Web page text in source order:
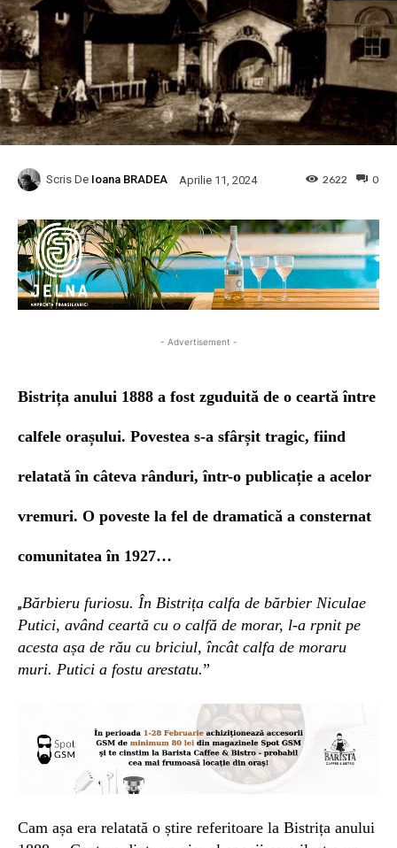
Scris De Ioana BRADEA Aprilie 11, 2024 0
2622
- Advertisement -
Bistrița anului 1888 a fost zguduită de o ceartă între
calfele orașului. Povestea s-a sfârșit tragic, fiind
relatată în câteva rânduri, într-o publicație a acelor
vremuri. O poveste la fel de dramatică a consternat
comunitatea în 1927…
„Bărbieru furiosu. În Bistrița calfa de bărbier Niculae
Putici, având ceartă cu o calfă de morar, l-a rpnit pe
acesta așa de rău cu briciul, încât calfa de moraru
muri. Putici a fostu arestatu.”
Cam așa era relatată o știre referitoare la Bistrița anului